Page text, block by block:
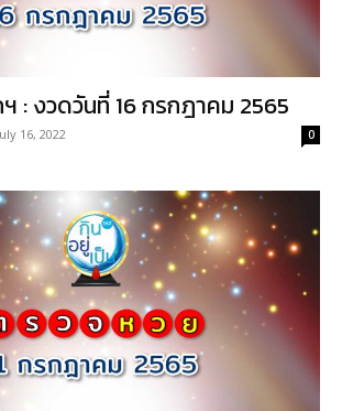
: งวดวันที่ 16 กรกฎาคม 2565
16, 2022 0